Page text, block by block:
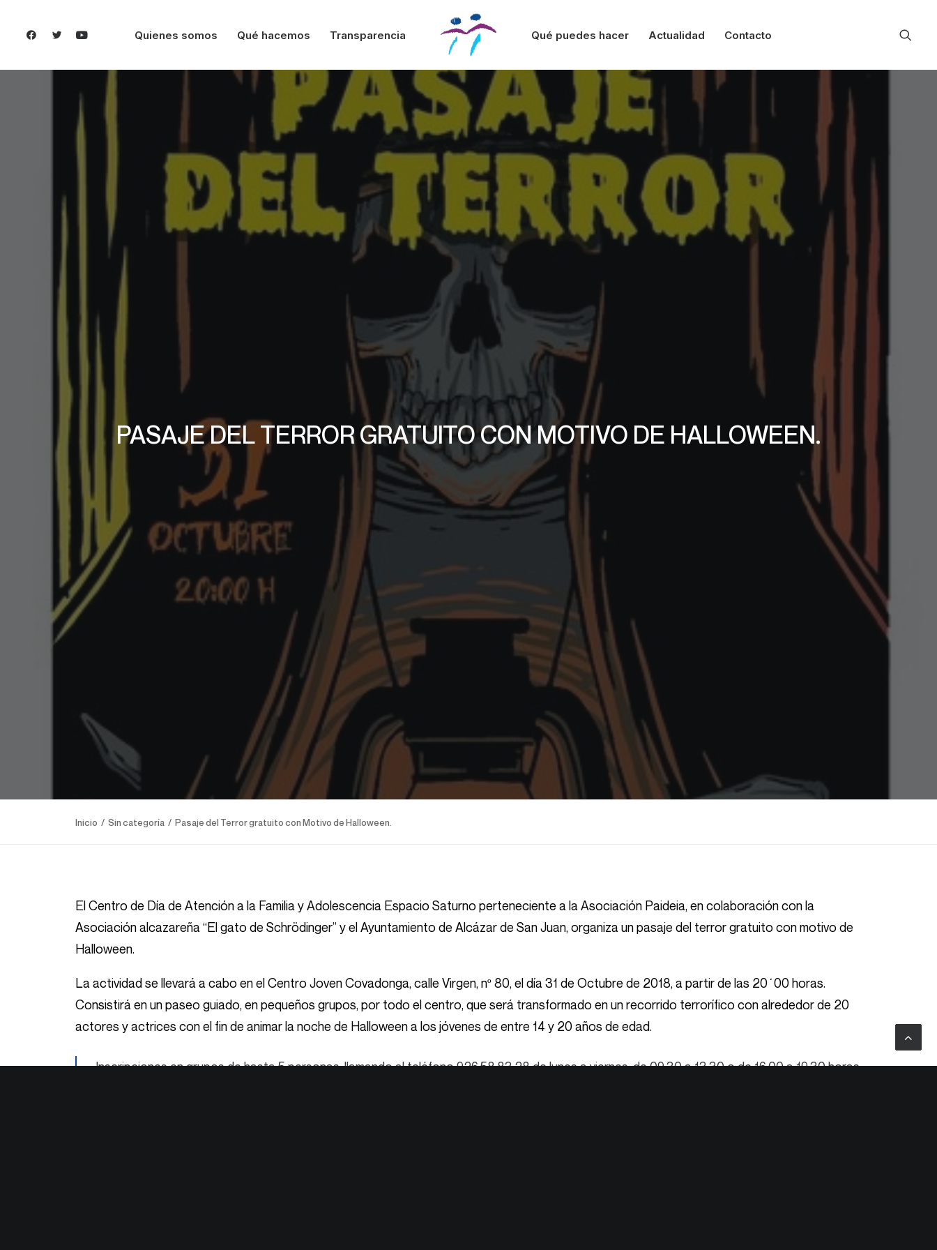
Quienes somos Qué hacemos Transparencia Qué puedes hacer Actualidad Contacto
PASAJE DEL TERROR GRATUITO CON MOTIVO DE HALLOWEEN.
Inicio Sin categoría Pasaje del Terror gratuito con Motivo de Halloween.
El Centro de Día de Atención a la Familia y Adolescencia Espacio Saturno perteneciente a la Asociación Paideia, en colaboración con la
Asociación alcazareña “El gato de Schrödinger” y el Ayuntamiento de Alcázar de San Juan, organiza un pasaje del terror gratuito con motivo de
Halloween.
La actividad se llevará a cabo en el Centro Joven Covadonga, calle Virgen, nº 80, el día 31 de Octubre de 2018, a partir de las 20´00 horas.
Consistirá en un paseo guiado, en pequeños grupos, por todo el centro, que será transformado en un recorrido terrorífico con alrededor de 20
actores y actrices con el fin de animar la noche de Halloween a los jóvenes de entre 14 y 20 años de edad.
Inscripciones en grupos de hasta 5 personas, llamando al teléfono 926.58.83.28 de lunes a viernes, de 09:30 a 13:30 o de 16:00 a 19:30 horas,